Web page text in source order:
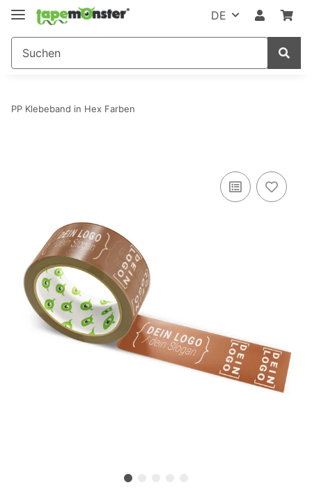
DE
PP Klebeband in Hex Farben